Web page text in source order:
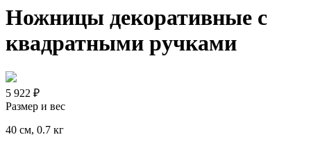
Ножницы декоративные с
квадратными ручками
5 922 ₽
Размер и вес
40 см, 0.7 кг